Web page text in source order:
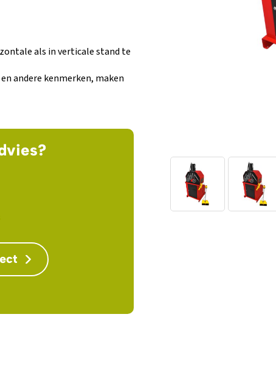
als in verticale stand te
andere kenmerken, maken